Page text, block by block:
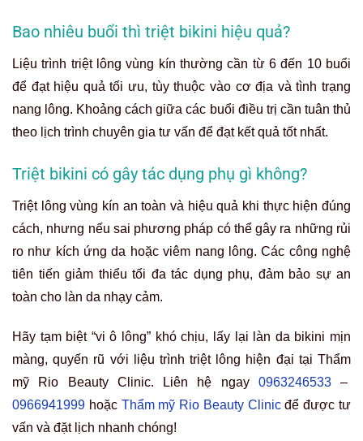
Bao nhiêu buổi thì triệt bikini hiệu quả?
Liệu trình triệt lông vùng kín thường cần từ 6 đến 10 buổi
để đạt hiệu quả tối ưu, tùy thuộc vào cơ địa và tình trạng
nang lông. Khoảng cách giữa các buổi điều trị cần tuân thủ
theo lịch trình chuyên gia tư vấn để đạt kết quả tốt nhất.
Triệt bikini có gây tác dụng phụ gì không?
Triệt lông vùng kín an toàn và hiệu quả khi thực hiện đúng
cách, nhưng nếu sai phương pháp có thể gây ra những rủi
ro như kích ứng da hoặc viêm nang lông. Các công nghệ
tiên tiến giảm thiểu tối đa tác dụng phụ, đảm bảo sự an
toàn cho làn da nhạy cảm.
Hãy tạm biệt “vi ô lông” khó chịu, lấy lại làn da bikini mịn
màng, quyến rũ với liệu trình triệt lông hiện đại tại Thẩm
mỹ Rio Beauty Clinic. Liên hệ ngay 0963246533–
0966941999 hoặc Thẩm mỹ Rio Beauty Clinicđể được tư
vấn và đặt lịch nhanh chóng!